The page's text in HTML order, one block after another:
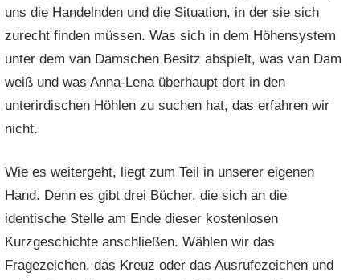
uns die Handelnden und die Situation, in der sie sich
zurecht finden müssen. Was sich in dem Höhensystem
unter dem van Damschen Besitz abspielt, was van Dam
weiß und was Anna-Lena überhaupt dort in den
unterirdischen Höhlen zu suchen hat, das erfahren wir
nicht.
Wie es weitergeht, liegt zum Teil in unserer eigenen
Hand. Denn es gibt drei Bücher, die sich an die
identische Stelle am Ende dieser kostenlosen
Kurzgeschichte anschließen. Wählen wir das
Fragezeichen, das Kreuz oder das Ausrufezeichen und